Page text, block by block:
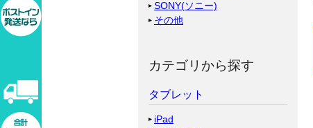
SONY(ソニー)
その他
カテゴリから探す
タブレット
iPad